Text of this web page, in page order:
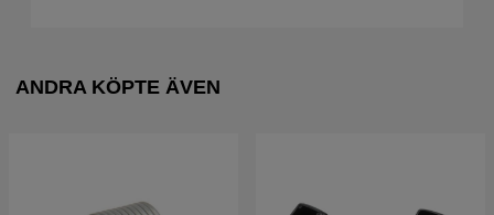
ANDRA KÖPTE ÄVEN